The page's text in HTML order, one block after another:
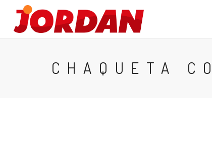
CHAQUETA